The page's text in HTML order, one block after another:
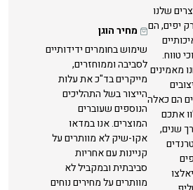
שלנו
יפים, הם
טווח.
מאמינים
הם כאלה
אתכם
שנים,
מחיר הוגן
שימוש בחומרים ידידותיים
לסביבה וממוחזרים,
מייקרים בד"כ את עלות
הייצור בשל התהליכים
הנוספים שעוברים
המוצרים. אנו במדאו
אקו-שיק לא מוותרים על
קניינות עם אחריות
סביבתית ובמקביל לא
מוותרים על מחירים נוחים